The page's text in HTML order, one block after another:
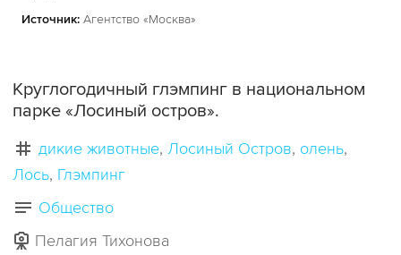
Источник: Агентство «Москва»
Круглогодичный глэмпинг в национальном
парке «Лосиный остров».
дикие животные Лосиный Остров олень
Лось Глэмпинг
Общество
Пелагия Тихонова